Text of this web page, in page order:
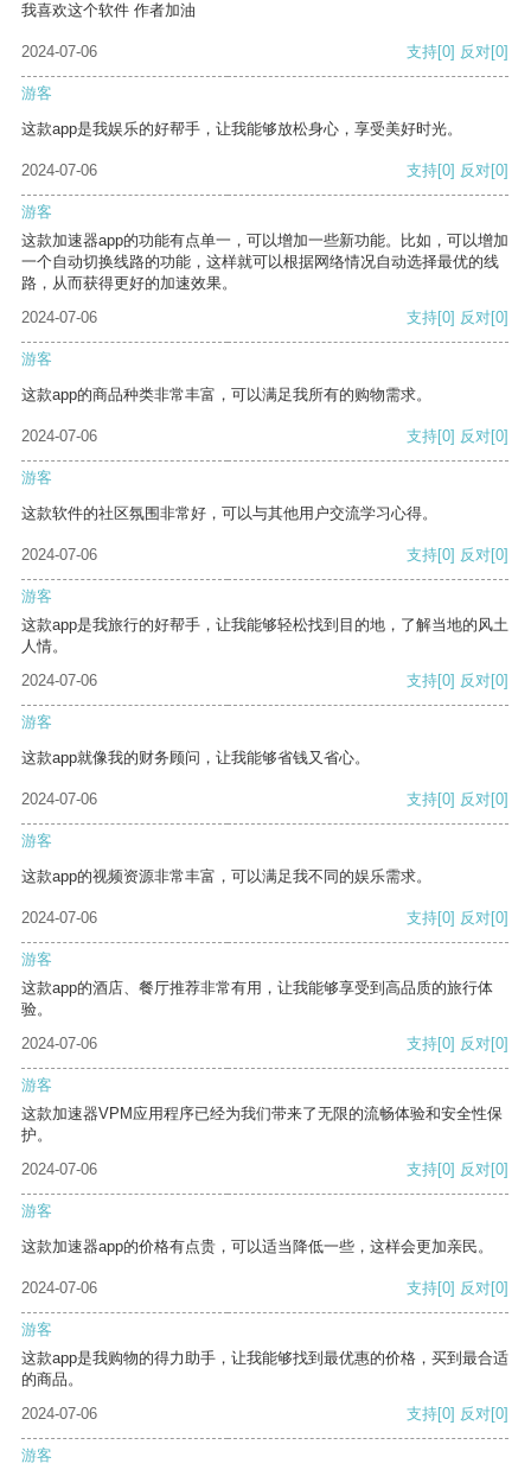
我喜欢这个软件 作者加油
2024-07-06 支持[0] 反对[0]
游客
这款app是我娱乐的好帮手，让我能够放松身心，享受美好时光。
2024-07-06 支持[0] 反对[0]
游客
这款加速器app的功能有点单一，可以增加一些新功能。比如，可以增加
一个自动切换线路的功能，这样就可以根据网络情况自动选择最优的线
路，从而获得更好的加速效果。
2024-07-06
支持[0] 反对[0]
游客
这款app的商品种类非常丰富，可以满足我所有的购物需求。
2024-07-06 支持[0] 反对[0]
游客
这款软件的社区氛围非常好，可以与其他用户交流学习心得。
2024-07-06 支持[0] 反对[0]
游客
这款app是我旅行的好帮手，让我能够轻松找到目的地，了解当地的风土
人情。
2024-07-06
支持[0] 反对[0]
游客
这款app就像我的财务顾问，让我能够省钱又省心。
2024-07-06 支持[0] 反对[0]
游客
这款app的视频资源非常丰富，可以满足我不同的娱乐需求。
2024-07-06 支持[0] 反对[0]
游客
这款app的酒店、餐厅推荐非常有用，让我能够享受到高品质的旅行体
验。
2024-07-06
支持[0] 反对[0]
游客
这款加速器VPM应用程序已经为我们带来了无限的流畅体验和安全性保
护。
2024-07-06
支持[0] 反对[0]
游客
这款加速器app的价格有点贵，可以适当降低一些，这样会更加亲民。
2024-07-06 支持[0] 反对[0]
游客
这款app是我购物的得力助手，让我能够找到最优惠的价格，买到最合适
的商品。
2024-07-06
支持[0] 反对[0]
游客